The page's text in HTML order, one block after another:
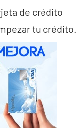
de crédito
tu crédito.